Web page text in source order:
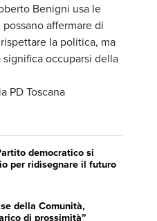
Benigni usa le
affermare di
la politica, ma
occuparsi della
PD Toscana
democratico si
per ridisegnare il futuro
della Comunità,
di prossimità”